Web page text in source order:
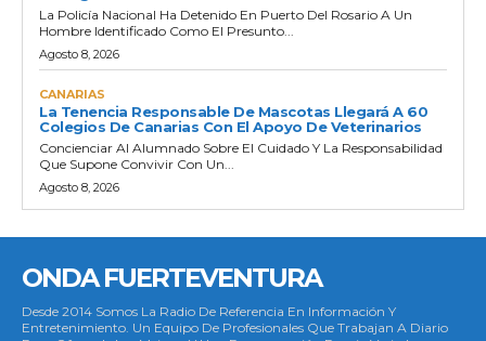
La Policía Nacional Ha Detenido En Puerto Del Rosario A Un
Hombre Identificado Como El Presunto...
Agosto 8, 2026
CANARIAS
La Tenencia Responsable De Mascotas Llegará A 60
Colegios De Canarias Con El Apoyo De Veterinarios
Concienciar Al Alumnado Sobre El Cuidado Y La Responsabilidad
Que Supone Convivir Con Un...
Agosto 8, 2026
ONDA FUERTEVENTURA
Desde 2014 Somos La Radio De Referencia En Información Y
Entretenimiento. Un Equipo De Profesionales Que Trabajan A Diario